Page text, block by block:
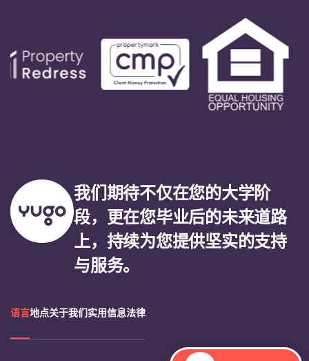
我们期待不仅在您的大学阶
段，更在您毕业后的未来道路
上，持续为您提供坚实的支持
与服务。
语言地点关于我们实用信息法律